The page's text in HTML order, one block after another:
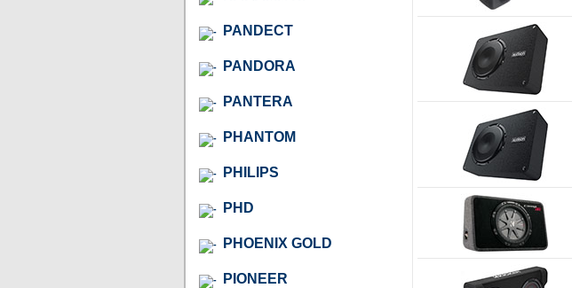
PANDECT
PANDORA
PANTERA
PHANTOM
PHILIPS
PHD
PHOENIX GOLD
PIONEER